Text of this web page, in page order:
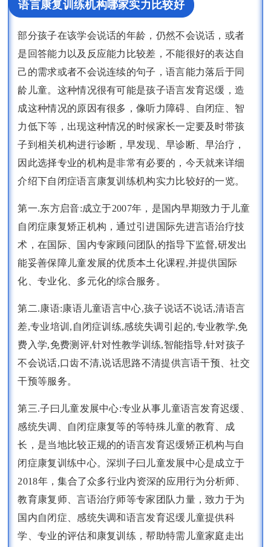
语言康复训练机构哪家实力比较好
部分孩子在该学会说话的年龄，仍然不会说话，或者
是回答能力以及反应能力比较差，不能很好的表达自
己的需求或者不会说连续的句子，语言能力落后于同
龄儿童。这种情况很有可能是孩子语言发育迟缓，造
成这种情况的原因有很多，像听力障碍、自闭症、智
力低下等，出现这种情况的时候家长一定要及时带孩
子到相关机构进行诊断，早发现、早诊断、早治疗，
因此选择专业的机构是非常有必要的，今天就来详细
介绍下自闭症语言康复训练机构实力比较好的一览。
第一.东方启音:成立于2007年，是国内早期致力于儿童
自闭症康复矫正机构，通过引进国际先进言语治疗技
术，在国际、国内专家顾问团队的指导下监督,研发出
能妥善保障儿童发展的优质本土化课程,并提供国际
化、专业化、多元化的综合服务。
第二.康语:康语儿童语言中心,孩子说话不说话,清语言
差,专业培训,自闭症训练,感统失调引起的,专业教学,免
费入学,免费测评,针对性教学训练,智能指导,针对孩子
不会说话,口齿不清,说话思路不清提供言语干预、社交
干预等服务。
第三.子曰儿童发展中心:专业从事儿童语言发育迟缓、
感统失调、自闭症康复等的等特殊儿童的教育、成
长，是当地比较正规的的语言发育迟缓矫正机构与自
闭症康复训练中心。深圳子曰儿童发展中心是成立于
2018年，集合了众多行业内资深的应用行为分析师、
教育康复师、言语治疗师等专家团队力量，致力于为
国内自闭症、感统失调和语言发育迟缓儿童提供科
学、专业的评估和康复训练，帮助特需儿童家庭走出